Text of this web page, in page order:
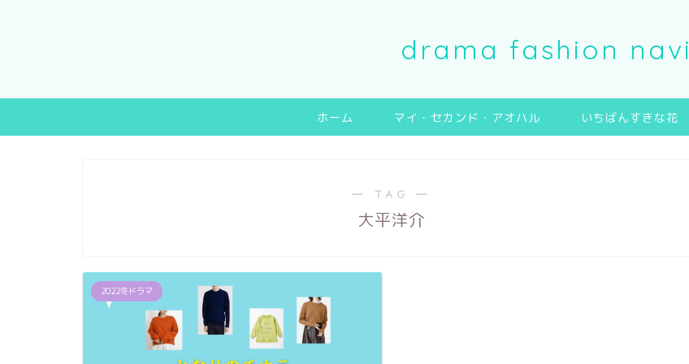
drama fashion navi
ホーム マイ・セカンド・アオハル いちばんすきな花
― TAG ―
大平洋介
2022冬ドラマ